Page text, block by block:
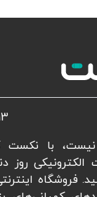
نیست، با نکست
الکترونیکی روز
فروشگاه